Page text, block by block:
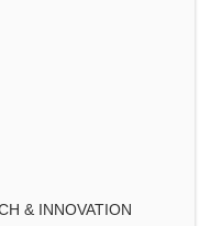
& INNOVATION